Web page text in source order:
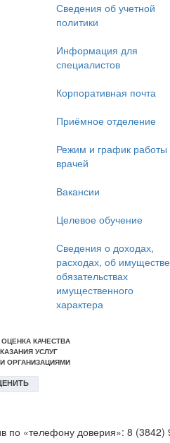
Сведения об учетной
политики
Информация для
специалистов
Корпоративная почта
Приёмное отделение
Режим и график работы
врачей
Вакансии
Целевое обучение
Сведения о доходах,
расходах, об
обязательствах
имущественного
характера
по «телефону доверия»: 8